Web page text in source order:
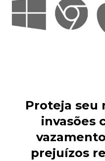
Proteja seu
invasões
prejuízos